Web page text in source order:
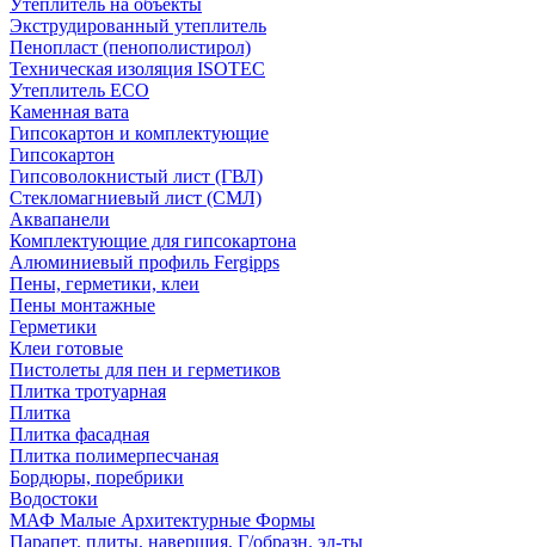
Утеплитель на объекты
Экструдированный утеплитель
Пенопласт (пенополистирол)
Техническая изоляция ISOTEC
Утеплитель ECO
Каменная вата
Гипсокартон и комплектующие
Гипсокартон
Гипсоволокнистый лист (ГВЛ)
Стекломагниевый лист (СМЛ)
Аквапанели
Комплектующие для гипсокартона
Алюминиевый профиль Fergipps
Пены, герметики, клеи
Пены монтажные
Герметики
Клеи готовые
Пистолеты для пен и герметиков
Плитка тротуарная
Плитка
Плитка фасадная
Плитка полимерпесчаная
Бордюры, поребрики
Водостоки
МАФ Малые Архитектурные Формы
Парапет. плиты, навершия, Г/образн. эл-ты